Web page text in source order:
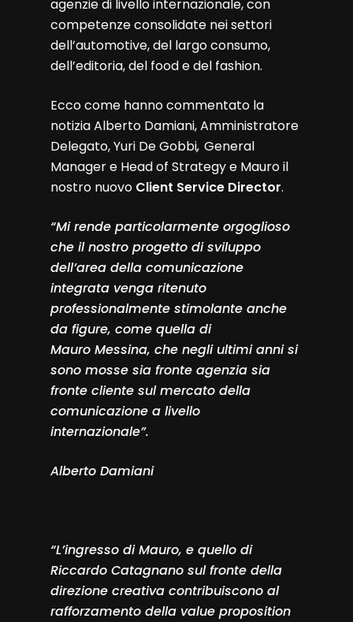
agenzie di livello internazionale, con
competenze consolidate nei settori
dell’automotive, del largo consumo,
dell’editoria, del food e del fashion.
Ecco come hanno commentato la
notizia Alberto Damiani, Amministratore
Delegato, Yuri De Gobbi,General
Manager e Head of Strategy e Mauro il
nostro nuovo Client Service Director.
“Mi rende particolarmente orgoglioso
che il nostro progetto di sviluppo
dell’area della comunicazione
integrata venga ritenuto
professionalmente stimolante anche
da figure, come quella di
Mauro Messina, che negli ultimi anni si
sono mosse sia fronte agenzia sia
fronte cliente sul mercato della
comunicazione a livello
internazionale”.
Alberto Damiani
“L’ingresso di Mauro, e quello di
Riccardo Catagnano sul fronte della
direzione creativa contribuiscono al
rafforzamento della value proposition